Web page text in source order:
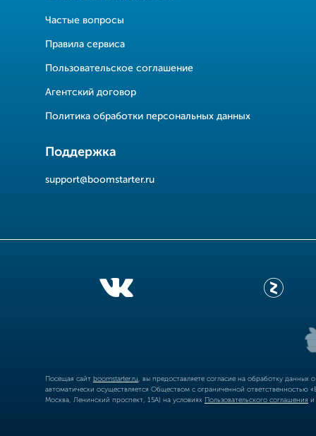
Частые вопросы
Правила сервиса
Пользовательское соглашение
Агентский договор
Политика обработки персональных данных
Поддержка
support@boomstarter.ru
Посещая сайт boomstarter.ru , вы предоставляете согласие на обработку
автоматически осуществляется Обществом с ограниченной
Москва, Ленинский проспект, 15А) на условиях Пользовательского соглашения и